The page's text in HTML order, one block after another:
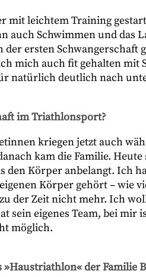
mit leichtem Training
Schwimmen und das
der ersten Schwangerschaft
mich auch fit gehalten mit
natürlich deutlich nach
im Triathlonsport?
kriegen jetzt auch
kam die Familie. Heute
den Körper anbelangt. Ich
Körper gehört – wie
der Zeit nicht mehr. Ich
sein eigenes Team, bei mir
möglich.
der Familie